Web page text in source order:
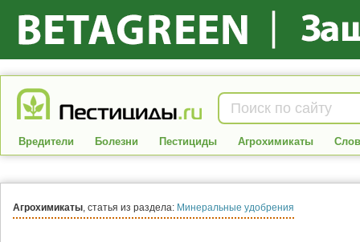
Вредители Болезни Пестициды Агрохимикаты
Агрохимикаты, статья из раздела: Минеральные удобрения